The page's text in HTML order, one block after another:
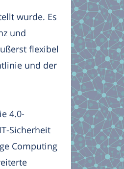
wurde. Es
und
flexibel
und der
4.0-
Sicherheit
Computing